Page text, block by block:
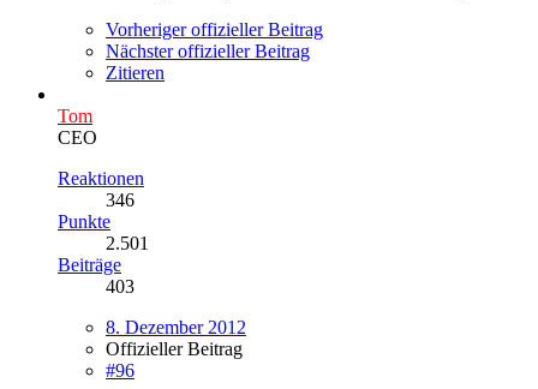
Vorheriger offizieller Beitrag
Nächster offizieller Beitrag
Zitieren
Tom
CEO
Reaktionen
346
Punkte
2.501
Beiträge
403
8. Dezember 2012
Offizieller Beitrag
#96